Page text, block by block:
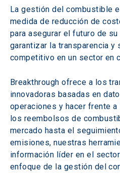
La gestión del combustible
medida de reducción de
para asegurar el futuro de
garantizar la transparencia y
competitivo en un sector en
Breakthrough ofrece a los
innovadoras basadas en
operaciones y hacer frente
los reembolsos de
mercado hasta el
emisiones, nuestras
información líder en el
enfoque de la gestión del